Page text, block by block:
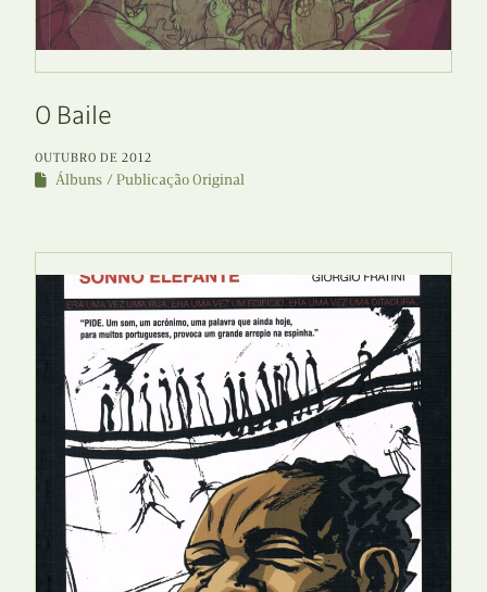
O Baile
OUTUBRO DE 2012
Álbuns Publicação Original